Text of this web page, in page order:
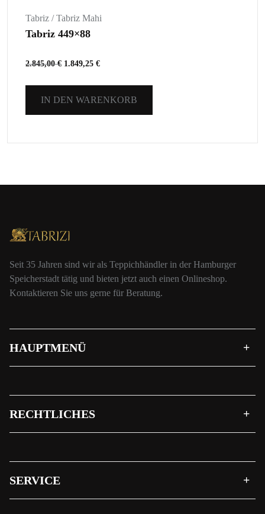
Tabriz / Tabriz Mahi
Tabriz 449×88
2.845,00€ 1.849,25 €
IN DEN WARENKORB
Seit 35 Jahren sind wir als Teppichhändler in der Hamburger
Speicherstadt tätig und bieten jetzt auch einen Onlineshop.
Kontaktieren Sie uns gerne für Beratung.
HAUPTMENÜ
RECHTLICHES
SERVICE